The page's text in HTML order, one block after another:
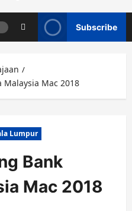
Subscribe
Malaysia Mac 2018
Lumpur
Bank
Mac 2018